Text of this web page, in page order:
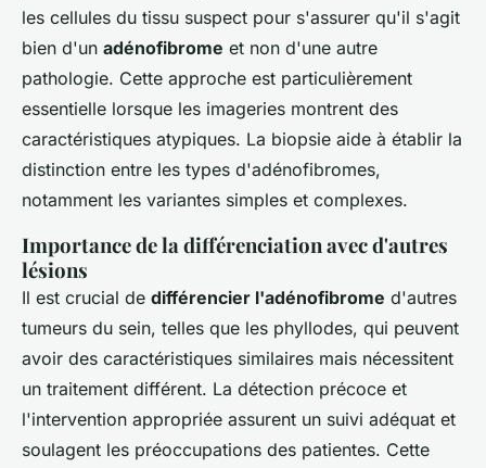
les cellules du tissu suspect pour s'assurer qu'il s'agit
bien d'un adénofibrome et non d'une autre
pathologie. Cette approche est particulièrement
essentielle lorsque les imageries montrent des
caractéristiques atypiques. La biopsie aide à établir la
distinction entre les types d'adénofibromes,
notamment les variantes simples et complexes.
Importance de la différenciation avec d'autres
lésions
Il est crucial de différencier l'adénofibrome d'autres
tumeurs du sein, telles que les phyllodes, qui peuvent
avoir des caractéristiques similaires mais nécessitent
un traitement différent. La détection précoce et
l'intervention appropriée assurent un suivi adéquat et
soulagent les préoccupations des patientes. Cette